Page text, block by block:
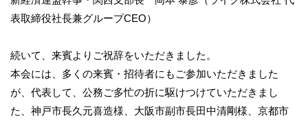
表取締役社長兼グループCEO）
続いて、来賓よりご祝辞をいただきました。
本会には、多くの来賓・招待者にもご参加いただきました
が、代表して、公務ご多忙の折に駆けつけていただきまし
た、神戸市長久元喜造様、大阪市副市長田中清剛様、京都市